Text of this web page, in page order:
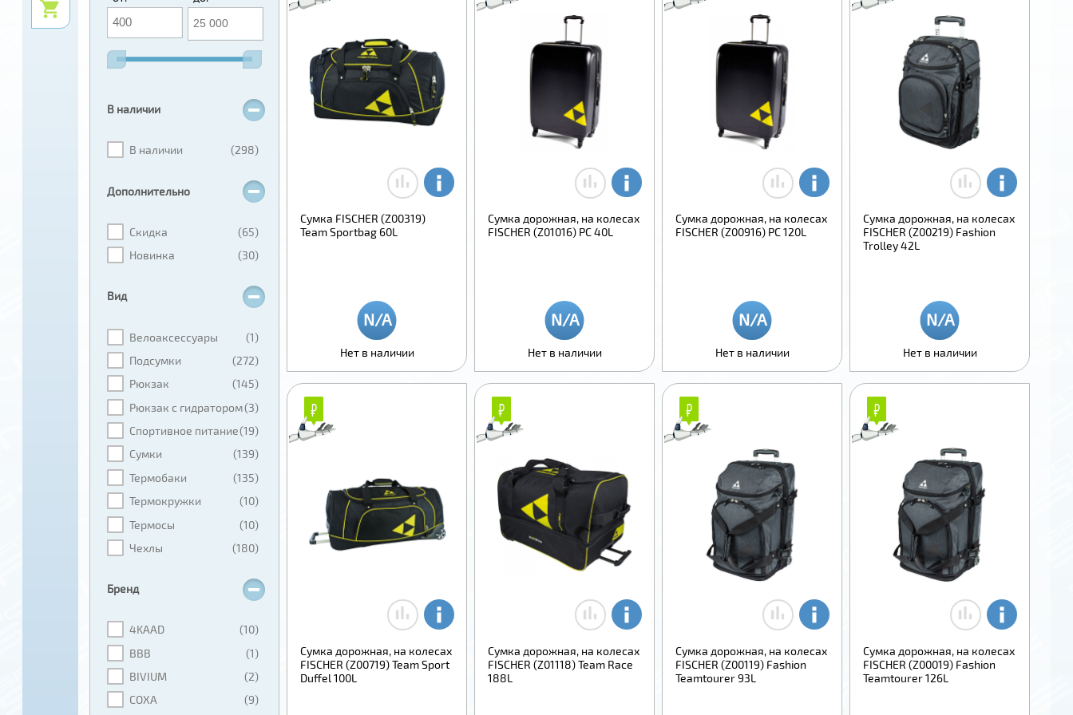
В наличии
В наличии (298)
Дополнительно
Скидка
(65)
Новинка
(30)
Вид
Велоаксессуары
(1)
Подсумки
(272)
Рюкзак
(145)
Рюкзак с гидратором(3)
Спортивное питание(19)
Сумки
(139)
Термобаки
(135)
Термокружки
(10)
Термосы
(10)
Чехлы
(180)
Бренд
4KAAD
(10)
BBB
(1)
BIVIUM
(2)
COXA
(9)
Сумка FISCHER (Z00319)
Team Sportbag 60L
Нет в наличии
Сумка дорожная, на колесах
FISCHER (Z01016) PC 40L
Нет в наличии
Сумка дорожная, на колесах
FISCHER (Z00916) PC 120L
Нет в наличии
Сумка дорожная, на колесах
FISCHER (Z00219) Fashion
Trolley 42L
Нет в наличии
₽
₽
Сумка дорожная, на колесах
FISCHER (Z00719) Team Sport
Duffel 100L
₽
₽
Сумка дорожная, на колесах
FISCHER (Z01118) Team Race
188L
₽
₽
Сумка дорожная, на колесах
FISCHER (Z00119) Fashion
Teamtourer 93L
₽
₽
Сумка дорожная, на колесах
FISCHER (Z00019) Fashion
Teamtourer 126L